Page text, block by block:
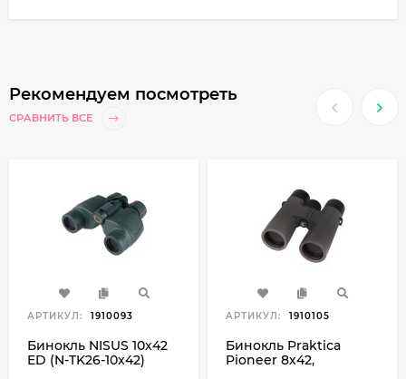
Рекомендуем посмотреть
СРАВНИТЬ ВСЕ
АРТИКУЛ: 1910093
Бинокль NISUS 10х42
ED (N-TK26-10x42)
АРТИКУЛ: 1910105
Бинокль Praktica
Pioneer 8х42,